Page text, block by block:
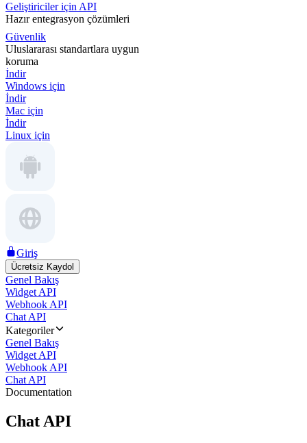
Geliştiriciler için API
Hazır entegrasyon çözümleri
Güvenlik
Uluslararası standartlara uygun
koruma
İndir
Windows için
İndir
Mac için
İndir
Linux için
Giriş
Ücretsiz Kaydol
Genel Bakış
Widget API
Webhook API
Chat API
Kategoriler
Genel Bakış
Widget API
Webhook API
Chat API
Documentation
Chat API